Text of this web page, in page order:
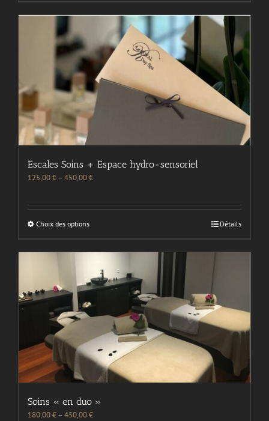
Escales Soins + Espace hydro-sensoriel
125,00€– 450,00€
Choix des options Détails
Soins « en duo »
180,00€– 450,00€